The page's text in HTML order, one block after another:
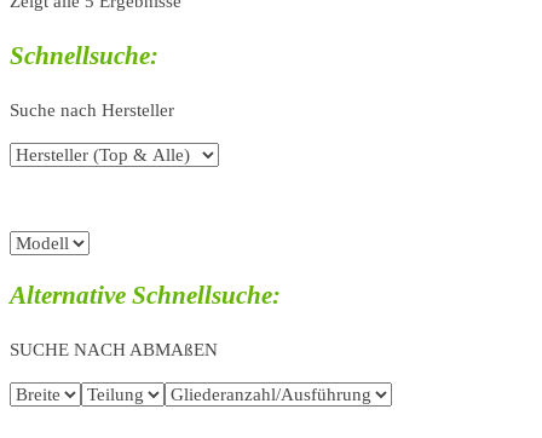
Schnellsuche:
Suche nach Hersteller
Alternative Schnellsuche:
SUCHE NACH ABMAßEN